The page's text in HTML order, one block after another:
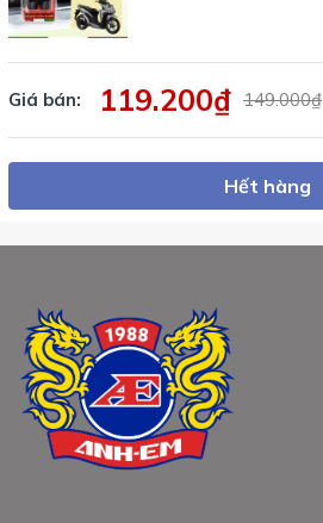
Giá bán: 119.200₫ 149.000₫
Hết hàng